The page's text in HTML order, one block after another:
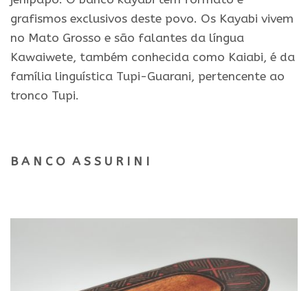
grafismos exclusivos deste povo. Os Kayabi vivem
no Mato Grosso e são falantes da língua
Kawaiwete, também conhecida como Kaiabi, é da
família linguística Tupi-Guarani, pertencente ao
tronco Tupi.
B A N C O A S S U R I N I